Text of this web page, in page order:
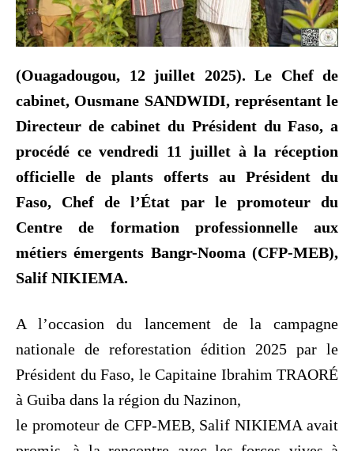
(Ouagadougou, 12 juillet 2025). Le Chef de
cabinet, Ousmane SANDWIDI, représentant le
Directeur de cabinet du Président du Faso, a
procédé ce vendredi 11 juillet à la réception
officielle de plants offerts au Président du
Faso, Chef de l’État par le promoteur du
Centre de formation professionnelle aux
métiers émergents Bangr-Nooma (CFP-MEB),
Salif NIKIEMA.
A l’occasion du lancement de la campagne
nationale de reforestation édition 2025 par le
Président du Faso, le Capitaine Ibrahim TRAORÉ
à Guiba dans la région du Nazinon,
le promoteur de CFP-MEB, Salif NIKIEMA avait